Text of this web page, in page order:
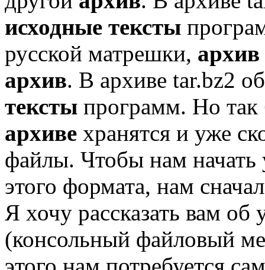
исходные тексты
русской матрешки, архив
архив. В архиве tar.bz2
тексты программ. Но так
архиве хранятся и уже
файлы. Чтобы нам начать
этого формата, нам
Я хочу рассказать вам
(консольный файловый